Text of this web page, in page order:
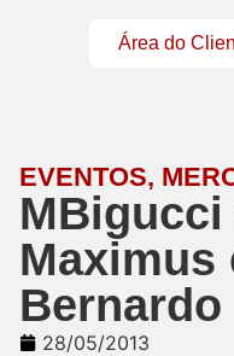
Área do
EVENTOS,
Maximus
Bernardo
28/05/2013